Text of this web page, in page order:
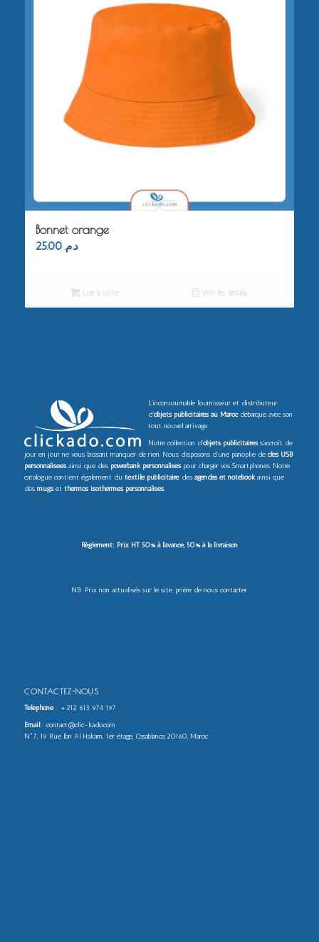
Bonnet orange
د.م. 25.00
Lire la suite Voir les détails
L’incontournable fournisseur et distributeur
d’objets publicitaires au Marocdébarque avec son
tout nouvel arrivage.
Notre collection d’objets publicitairess’accroît de
jour en jour ne vous laissant manquer de rien. Nous disposons d’une panoplie de clés USB
personnaliséesainsi que des powerbank personnaliséspour charger vos Smartphones. Notre
catalogue contient également du textile publicitaire, des agendas et notebookainsi que
des mugset thermos isothermes personnalisés.
Règlement: Prix HT 50% à l’avance, 50% à la livraison
NB: Prix non actualisés sur le site. prière de nous contacter
CONTACTEZ-NOUS
Téléphone: +212 613 974 197
Email : contact@clic-kado.com
N°7, 19 Rue Ibn Al Hakam, 1er étage, Casablanca 20160, Maroc